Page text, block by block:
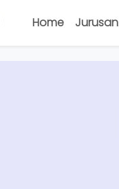
Home Jurusan